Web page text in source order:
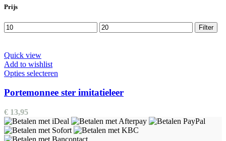
Prijs
Min.
prijs
Max.
prijs
Filter
Quick view
Add to wishlist
Opties selecteren
heeft
Deze
optie
kan
Portemonnee ster imitatieleer
€ 13,95